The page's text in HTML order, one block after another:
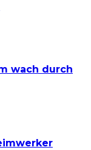
wach durch